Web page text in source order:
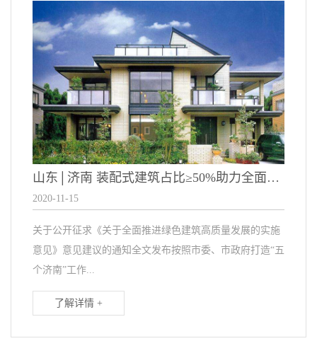
山东│济南 装配式建筑占比≥50%助力全面推进绿色建筑高质量发展
2020-11-15
关于公开征求《关于全面推进绿色建筑高质量发展的实施
意见》意见建议的通知全文发布按照市委、市政府打造“五
个济南”工作...
了解详情 +